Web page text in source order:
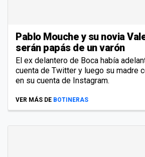
Pablo Mouche y su novia
serán papás de un varón
El ex delantero de Boca había
cuenta de Twitter y luego su madre
en su cuenta de Instagram.
VER MÁS DE BOTINERAS